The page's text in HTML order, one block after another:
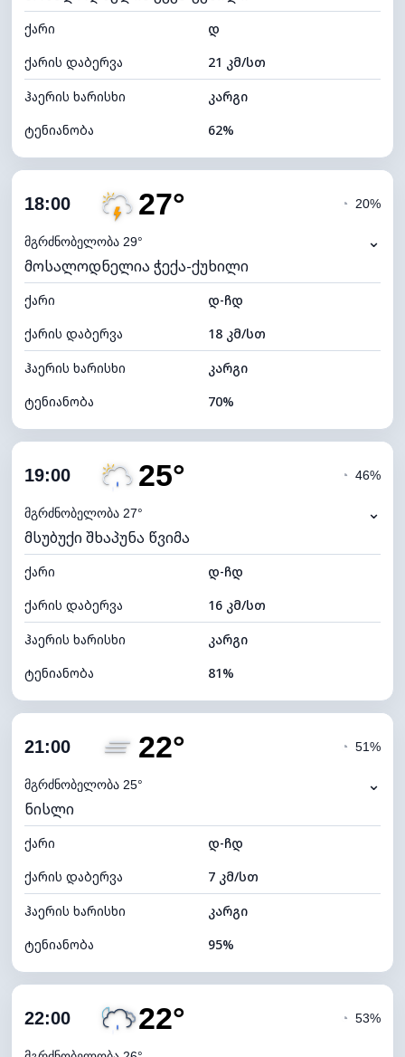
განათების ინდექსი 4 (მკრთალი)
ღრუბლის სიმაღლე 5040 მ
ქარი
დ
ქარის დაბერვა
21 კმ/სთ
ჰაერის ხარისხი
კარგი
ტენიანობა
62%
ღრუბლიანობა
ნამის წერტილი
ხილვადობა
9 კმ
განათების ინდექსი 7 (ნათელი)
ღრუბლის სიმაღლე 7520 მ
18:00 27°
მგრძნობელობა 29°
◔ 20%
⌄
მოსალოდნელია ჭექა-ქუხილი
ქარი
დ-ჩდ
ქარის დაბერვა
18 კმ/სთ
ჰაერის ხარისხი
კარგი
ტენიანობა
70%
ღრუბლიანობა
ნამის წერტილი
ხილვადობა
განათების ინდექსი 4 (მკრთალი)
ღრუბლის სიმაღლე 4320 მ
19:00 25°
მგრძნობელობა 27°
◔ 46%
⌄
მსუბუქი შხაპუნა წვიმა
ქარი
დ-ჩდ
ქარის დაბერვა
16 კმ/სთ
ჰაერის ხარისხი
კარგი
ტენიანობა
81%
ღრუბლიანობა
ნამის წერტილი
ხილვადობა
განათების ინდექსი 4 (მკრთალი)
ღრუბლის სიმაღლე 4000 მ
21:00 22°
მგრძნობელობა 25°
◔ 51%
⌄
ნისლი
ქარი
დ-ჩდ
ქარის დაბერვა
7 კმ/სთ
ჰაერის ხარისხი
კარგი
ტენიანობა
95%
ღრუბლიანობა
ნამის წერტილი
22:00 22° ◔ 53%